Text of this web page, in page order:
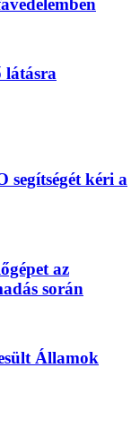
látásra
segítségét kéri a
az
során
Államok